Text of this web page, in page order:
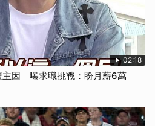
02:18
主因 曝求職挑戰：盼月薪6萬